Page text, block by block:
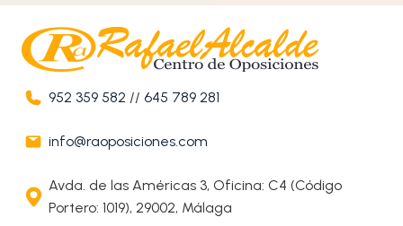
952 359 582 //645 789 281
info@raoposiciones.com
Avda. de las Américas 3, Oficina: C4 (Código
Portero: 1019), 29002, Málaga